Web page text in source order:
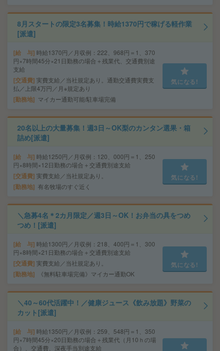
8月スタートの限定3名募集！時給1370円で稼げる軽作業
[派遣]
給 与 時給1370円／月収例：222、968円＝1、370
円×7時間45分×21日勤務の場合＋残業代、交通費別途
支給
交通費 実費支給／当社規定あり。通勤交通費実費支
払／上限4万円／月※規定あり
勤務地 マイカー通勤可能/駐車場完備
気になる!
20名以上の大量募集！週3日～OK梨のカンタン選果・箱
詰め[派遣]
給 与 時給1250円／月収例：120、000円＝1、250
円×8時間×12日勤務の場合＋交通費別途支給
交通費 実費支給／当社規定あり。
勤務地 有名牧場のすぐ近く
気になる!
＼急募4名＊2カ月限定／週3日～OK！お弁当の具をつめ
つめ！[派遣]
給 与 時給1300円／月収例：218、400円＝1、300
円×8時間×21日勤務の場合＋交通費別途支給
交通費 実費支給／当社規定あり。
勤務地 《無料駐車場完備》マイカー通勤OK
気になる!
＼40～60代活躍中！／健康ジュース《飲み放題》野菜の
カット[派遣]
給 与 時給1350円／月収例：259、548円＝1、350
円×7時間45分×20日勤務の場合＋残業代（月10ｈの場
合）、交通費、深夜手当別途支給